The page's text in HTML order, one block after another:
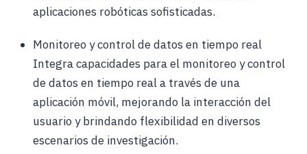
aplicaciones robóticas sofisticadas.
Monitoreo y control de datos en tiempo real
Integra capacidades para el monitoreo y control
de datos en tiempo real a través de una
aplicación móvil, mejorando la interacción del
usuario y brindando flexibilidad en diversos
escenarios de investigación.